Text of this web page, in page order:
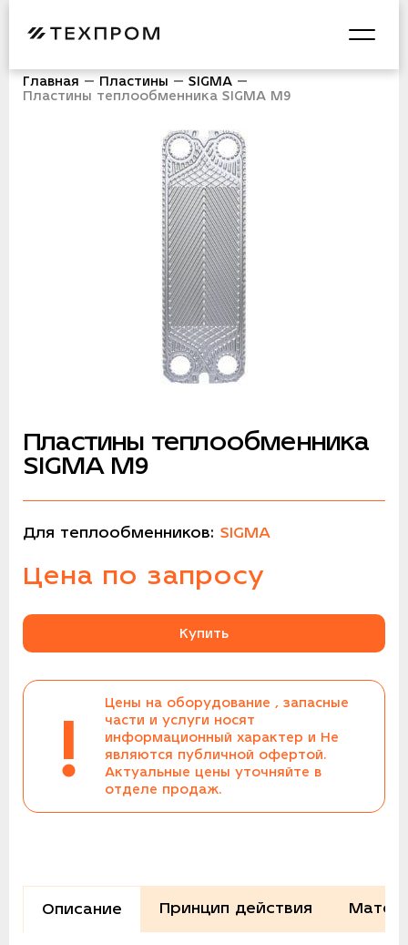
Главная Пластины
SIGMA
Пластины теплообменника SIGMA M9
Пластины теплообменника
SIGMA M9
Для теплообменников: SIGMA
Цена по запросу
Купить
!
Цены на оборудование , запасные
части и услуги носят
информационный характер и Не
являются публичной офертой.
Актуальные цены уточняйте в
отделе продаж.
Описание Принцип действия